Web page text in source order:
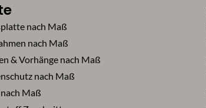
nach Maß
nach Maß
& Vorhänge nach Maß
nach Maß
Maß